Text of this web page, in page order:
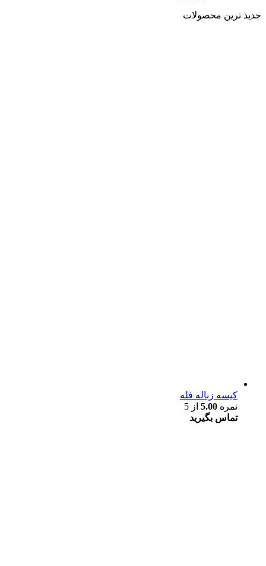
جدید ترین محصولات
کیسه زباله فله
نمره 5.00 از 5
تماس بگیرید